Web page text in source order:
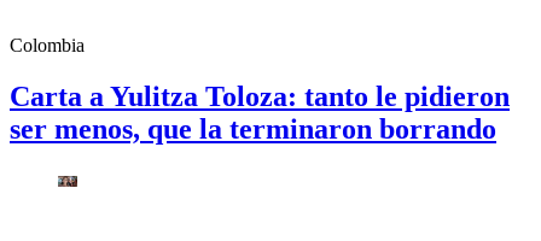
Colombia
Carta a Yulitza Toloza: tanto le pidieron
ser menos, que la terminaron borrando